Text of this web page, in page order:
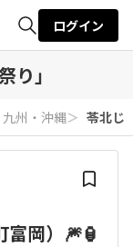
検索
ログイン
り」
九州・沖縄＞ 苓北じ
岡）🎆🏮